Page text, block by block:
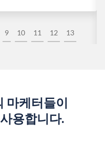
9 10 11 12 13
마케터들이
용합니다.